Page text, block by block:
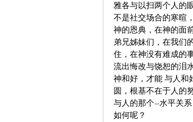
雅各与以扫两个人的
不是社交场合的寒暄
神的恩典，在神的面
弟兄姊妹们，在我们
住，在神没有难成的
流出悔改与饶恕的泪
神和好，才能 与人和
圆，根基不在于人的
与人的那个--水平关
如何呢？